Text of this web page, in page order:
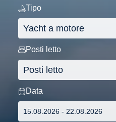
Tipo
Posti letto
Data